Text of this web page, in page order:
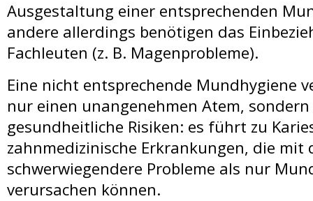
Top Zahnarzt Ungarn
AGB
Ausgestaltung einer entsprechenden
andere allerdings benötigen das
Fachleuten (z. B. Magenprobleme).
Eine nicht entsprechende Mundhygiene
nur einen unangenehmen Atem,
gesundheitliche Risiken: es führt zu
zahnmedizinische Erkrankungen, die mit
schwerwiegendere Probleme als nur
verursachen können.